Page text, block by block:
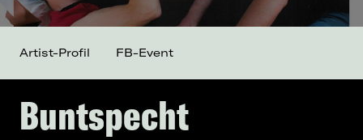
Buntspecht
Artist-Profil FB-Event